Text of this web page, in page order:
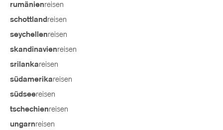
rumänienreisen
schottland reisen
seychellenreisen
skandinavienreisen
srilankareisen
südamerikareisen
südseereisen
tschechienreisen
ungarnreisen